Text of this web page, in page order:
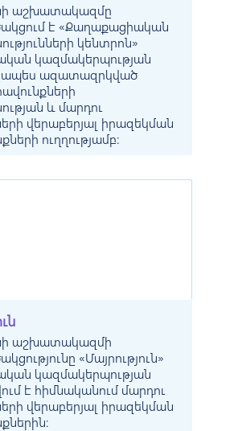
աշխատակազմը
է «Քաղաքացիական
կենտրոն»
կազմակերպության
ազատազրկված
և մարդու
վերաբերյալ իրազեկման
ուղղությամբ:
աշխատակազմի
«Մայրություն»
կազմակերպության
է հիմնականում մարդու
վերաբերյալ իրազեկման